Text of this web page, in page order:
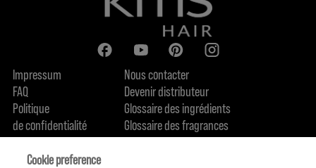
Impressum
FAQ
Politique
de confidentialité
Politique de cookie
Qui sommes-nous
Nous contacter
Devenir distributeur
Glossaire des ingrédients
Glossaire des fragrances
Engagement en terme de durabilité
Cookie preference